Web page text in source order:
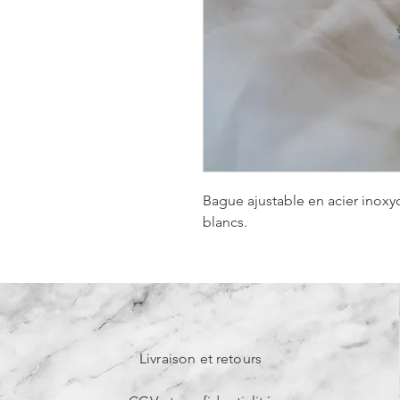
Bague ajustable en acier
blancs.
Livraison et retours